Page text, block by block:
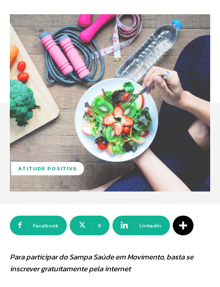
ATITUDE POSITIVA
Facebook X Linkedin
Para participar do Sampa Saúde em Movimento, basta se
inscrever gratuitamente pela internet